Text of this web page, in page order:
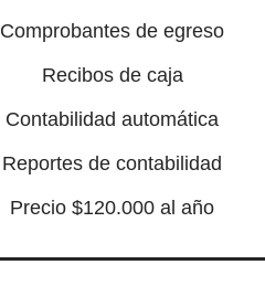
Comprobantes de egreso
Recibos de caja
Contabilidad automática
Reportes de contabilidad
Precio $120.000 al año